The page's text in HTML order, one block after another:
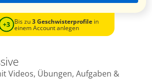
Bis zu3 Geschwisterprofilein
einem Account anlegen
Videos, Übungen, Aufgaben &